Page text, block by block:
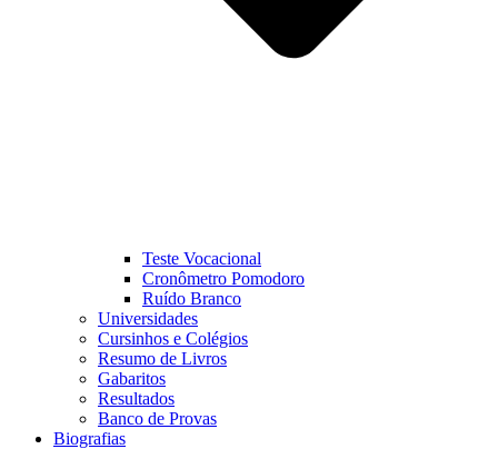
Teste Vocacional
Cronômetro Pomodoro
Ruído Branco
Universidades
Cursinhos e Colégios
Resumo de Livros
Gabaritos
Resultados
Banco de Provas
Biografias